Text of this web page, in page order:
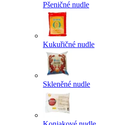
Pšeničné nudle
Kukuřičné nudle
Skleněné nudle